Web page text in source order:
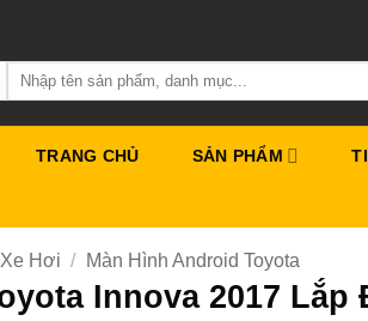
Tìm
kiếm:
TRANG CHỦ SẢN PHẨM
Hơi / Màn Hình Android Toyota
Innova 2017 Lắp